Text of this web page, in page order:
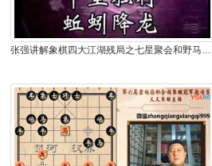
张强讲解象棋四大江湖残局之七星聚会和野马操田